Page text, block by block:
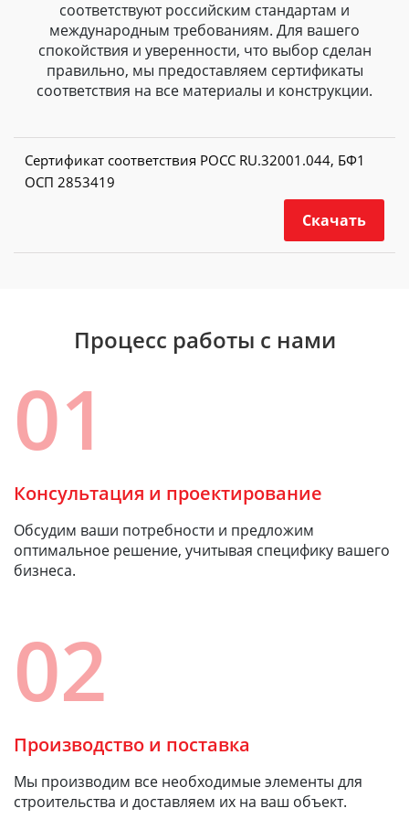
соответствуют российским стандартам и
международным требованиям. Для вашего
спокойствия и уверенности, что выбор сделан
правильно, мы предоставляем сертификаты
соответствия на все материалы и конструкции.
Сертификат соответствия РОСС RU.32001.044, БФ1
ОСП 2853419
Скачать
Процесс работы с нами
01
Консультация и проектирование
Обсудим ваши потребности и предложим
оптимальное решение, учитывая специфику вашего
бизнеса.
02
Производство и поставка
Мы производим все необходимые элементы для
строительства и доставляем их на ваш объект.